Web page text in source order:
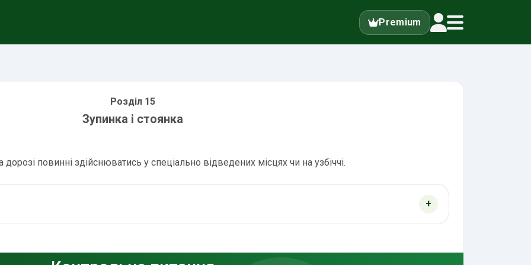
Premium
Розділ 15
Зупинка і стоянка
дорозі повинні здійснюватись у спеціально відведених місцях чи на узбіччі.